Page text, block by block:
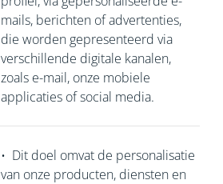
mails, berichten of advertenties,
die worden gepresenteerd via
verschillende digitale kanalen,
zoals e-mail, onze mobiele
applicaties of social media.
• Dit doel omvat de personalisatie
van onze producten, diensten en